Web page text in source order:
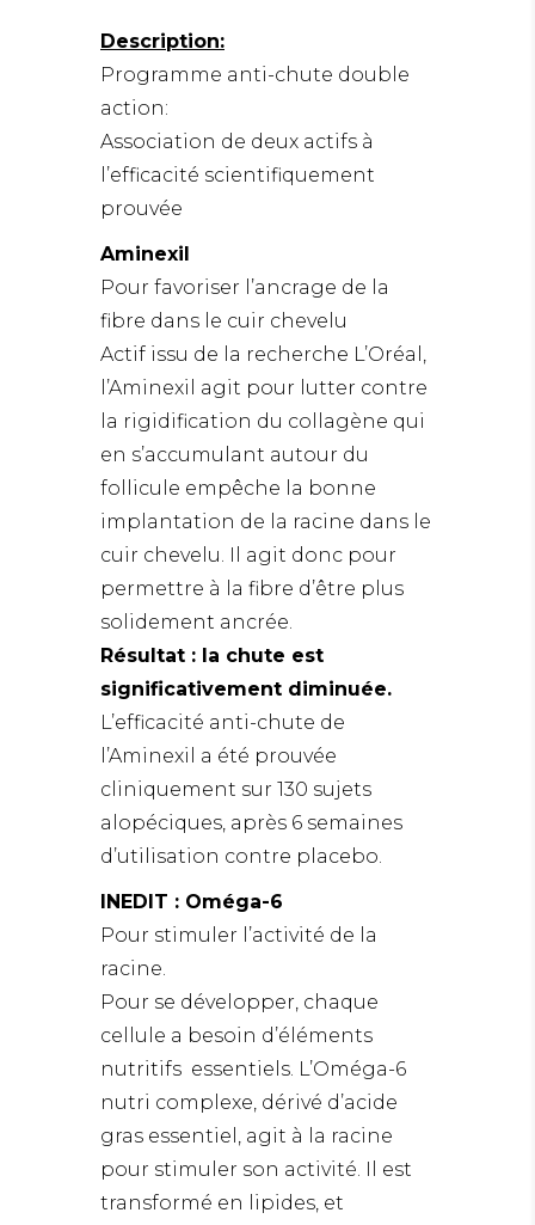
Description:
Programme anti-chute double
action:
Association de deux actifs à
l’efficacité scientifiquement
prouvée
Aminexil
Pour favoriser l’ancrage de la
fibre dans le cuir chevelu
Actif issu de la recherche L’Oréal,
l’Aminexil agit pour lutter contre
la rigidification du collagène qui
en s’accumulant autour du
follicule empêche la bonne
implantation de la racine dans le
cuir chevelu. Il agit donc pour
permettre à la fibre d’être plus
solidement ancrée.
Résultat : la chute est
significativement diminuée.
L’efficacité anti-chute de
l’Aminexil a été prouvée
cliniquement sur 130 sujets
alopéciques, après 6 semaines
d’utilisation contre placebo.
INEDIT : Oméga-6
Pour stimuler l’activité de la
racine.
Pour se développer, chaque
cellule a besoin d’éléments
nutritifs essentiels. L’Oméga-6
nutri complexe, dérivé d’acide
gras essentiel, agit à la racine
pour stimuler son activité. Il est
transformé en lipides, et